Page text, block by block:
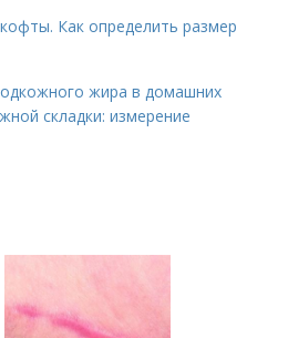
Как определить размер
жира в домашних
складки: измерение